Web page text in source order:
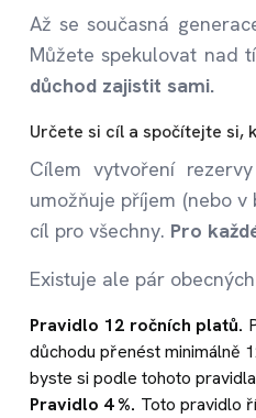
Až se současná
Můžete spekulovat nad
důchod zajistit sami.
Určete si cíl a spočítejte si,
Cílem vytvoření
umožňuje příjem (nebo
cíl pro všechny. Pro
Existuje ale pár
Pravidlo 12 ročních platů.
důchodu přenést minimálně
byste si podle tohoto
Pravidlo 4 %. Toto pravidlo